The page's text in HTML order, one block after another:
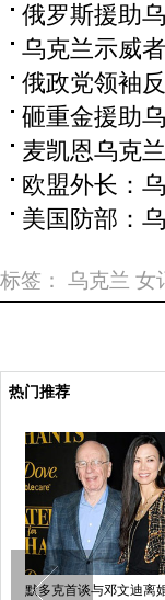
俄罗斯援助
乌克兰示威
俄政党领袖
砸重金援助
麦凯恩乌克
欧盟外长：
美国防部：
标签： 乌克兰 女
热门推荐
默多克首谈与邓文迪离